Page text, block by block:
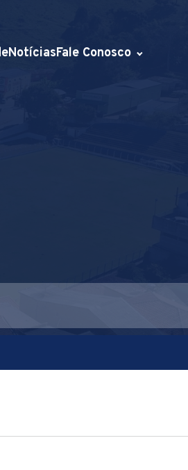
NotíciasFale Conosco